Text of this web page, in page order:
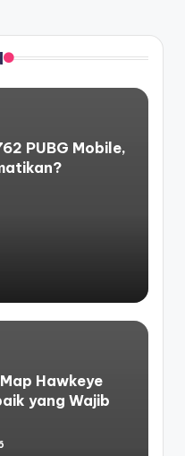
PUBG Mobile,
Hawkeye
yang Wajib